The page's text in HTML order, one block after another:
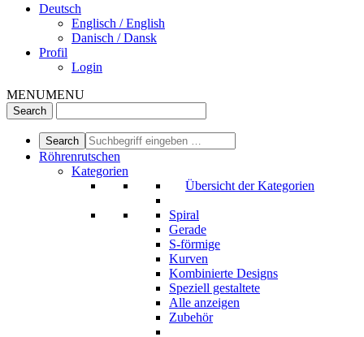
Deutsch
Englisch / English
Danisch / Dansk
Profil
Login
MENUMENU
Röhrenrutschen
Kategorien
Übersicht der Kategorien
Spiral
Gerade
S-förmige
Kurven
Kombinierte Designs
Speziell gestaltete
Alle anzeigen
Zubehör